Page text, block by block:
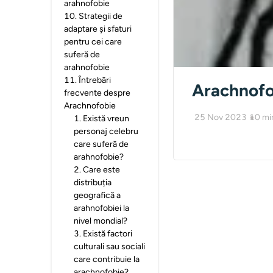
arahnofobie
10. Strategii de
adaptare și sfaturi
pentru cei care
suferă de
arahnofobie
11.Întrebări
frecvente despre
Arachnofobie
1. Există vreun
personaj celebru
care suferă de
arahnofobie?
2.Care este
distribuția
geografică a
arahnofobiei la
nivel mondial?
3. Există factori
culturali sau sociali
care contribuie la
25 Nov 2023 10